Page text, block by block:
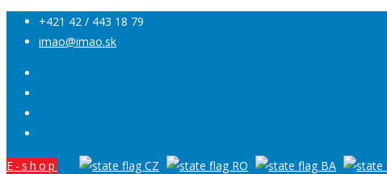
+421 42 / 443 18 79
imao@imao.sk
E-shop